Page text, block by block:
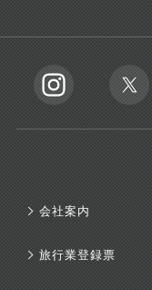
会社案内
旅行業登録票